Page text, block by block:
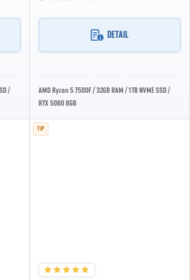
/
DETAIL
AMD Ryzen 5 7500F / 32GB RAM / 1TB NVME SSD /
RTX 5060 8GB
TIP